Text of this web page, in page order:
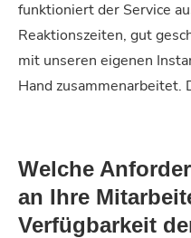
funktioniert der Service
Reaktionszeiten, gut
mit unseren eigenen
Hand zusammenarbeitet.
Welche
an Ihre
Verfügbarkeit